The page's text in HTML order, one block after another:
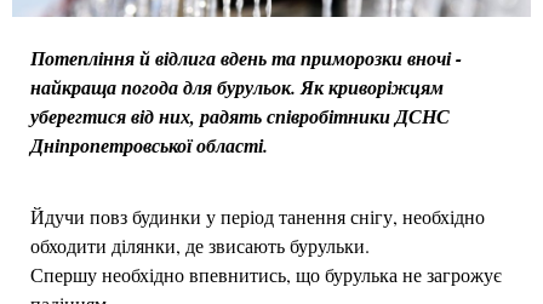
Потепління й відлига вдень та приморозки вночі -
найкраща погода для бурульок. Як криворіжцям
уберегтися від них, радять співробітники ДСНС
Дніпропетровської області.
Йдучи повз будинки у період танення снігу, необхідно
обходити ділянки, де звисають бурульки.
Спершу необхідно впевнитись, що бурулька не загрожує